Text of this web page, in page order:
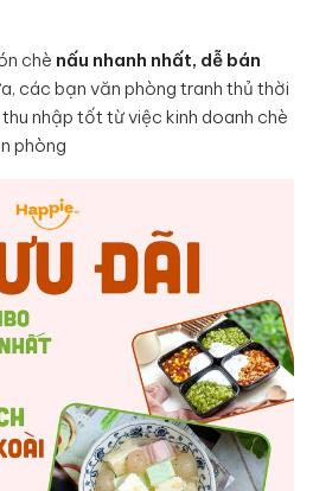
chè nấu nhanh nhất, dễ bán
các bạn văn phòng tranh thủ thời
nhập tốt từ việc kinh doanh chè
phòng